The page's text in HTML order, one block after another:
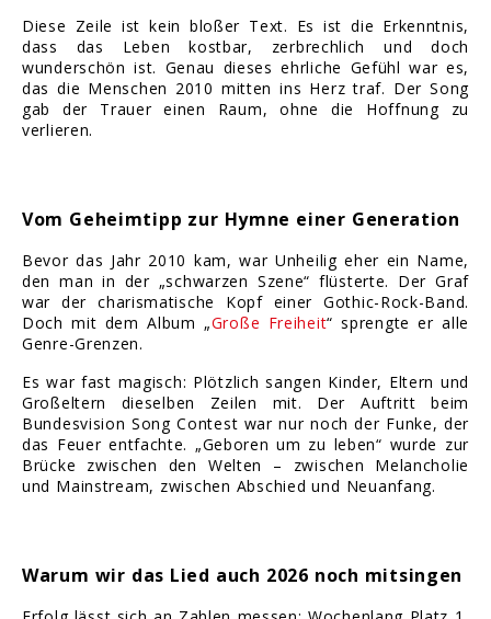
Diese Zeile ist kein bloßer Text. Es ist die Erkenntnis,
dass das Leben kostbar, zerbrechlich und doch
wunderschön ist. Genau dieses ehrliche Gefühl war es,
das die Menschen 2010 mitten ins Herz traf. Der Song
gab der Trauer einen Raum, ohne die Hoffnung zu
verlieren.
Vom Geheimtipp zur Hymne einer Generation
Bevor das Jahr 2010 kam, war Unheilig eher ein Name,
den man in der „schwarzen Szene“ flüsterte. Der Graf
war der charismatische Kopf einer Gothic-Rock-Band.
Doch mit dem Album „Große Freiheit“ sprengte er alle
Genre-Grenzen.
Es war fast magisch: Plötzlich sangen Kinder, Eltern und
Großeltern dieselben Zeilen mit. Der Auftritt beim
Bundesvision Song Contest war nur noch der Funke, der
das Feuer entfachte. „Geboren um zu leben“ wurde zur
Brücke zwischen den Welten – zwischen Melancholie
und Mainstream, zwischen Abschied und Neuanfang.
Warum wir das Lied auch 2026 noch mitsingen